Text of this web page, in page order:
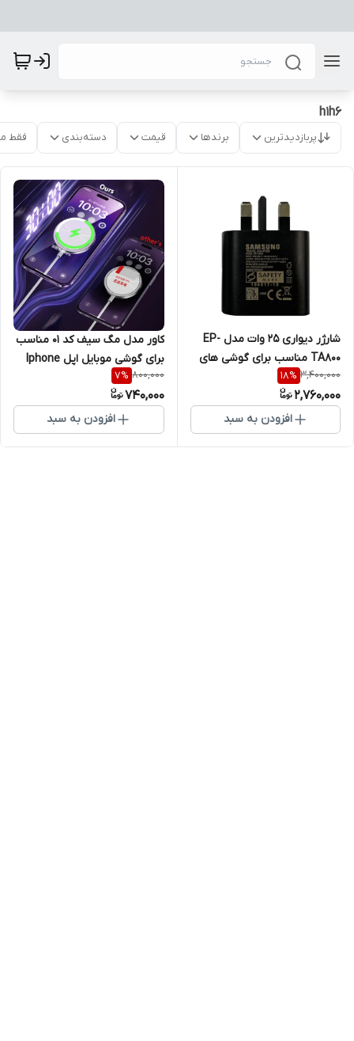
h1h6
پربازدیدترین برندها قیمت دسته‌بندی فقط
شارژر دیواری 25 وات مدل EP-
TA800 مناسب برای گوشی های
موبایل سامسونگ
3,400,000
18%
2,760,000
افزودن به سبد
کاور مدل مگ سیف کد 01 مناسب
برای گوشی موبایل اپل Iphone
7Plus / 8Plus
800,000
7%
740,000
افزودن به سبد